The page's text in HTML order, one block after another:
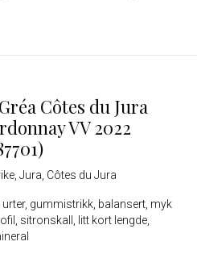
Côtes du Jura
VV 2022
Jura, Côtes du Jura
urter, gummistrikk, balansert, myk
sitronskall, litt kort lengde,